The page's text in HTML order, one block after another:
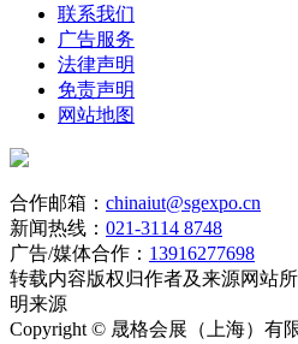
联系我们
广告服务
法律声明
免责声明
网站地图
合作邮箱： chinaiut@sgexpo.cn
新闻热线： 021-3114 8748
广告/媒体合作： 13916277698
转载内容版权归作者及来源网站
明来源
Copyright © 晟格会展（上海）有